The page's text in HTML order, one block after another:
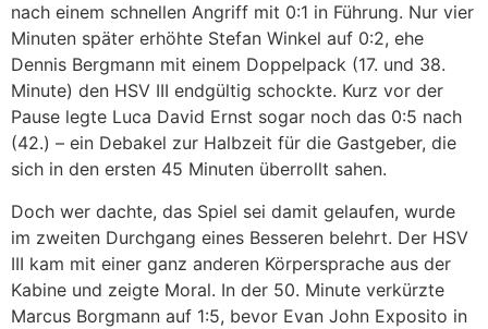
nach einem schnellen Angriff mit 0:1 in Führung. Nur vier
Minuten später erhöhte Stefan Winkel auf 0:2, ehe
Dennis Bergmann mit einem Doppelpack (17. und 38.
Minute) den HSV III endgültig schockte. Kurz vor der
Pause legte Luca David Ernst sogar noch das 0:5 nach
(42.) – ein Debakel zur Halbzeit für die Gastgeber, die
sich in den ersten 45 Minuten überrollt sahen.
Doch wer dachte, das Spiel sei damit gelaufen, wurde
im zweiten Durchgang eines Besseren belehrt. Der HSV
III kam mit einer ganz anderen Körpersprache aus der
Kabine und zeigte Moral. In der 50. Minute verkürzte
Marcus Borgmann auf 1:5, bevor Evan John Exposito in